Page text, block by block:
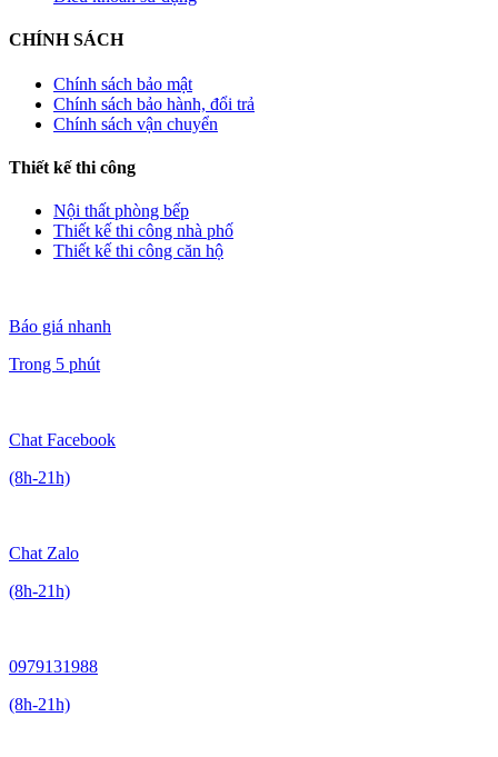
CHÍNH SÁCH
Chính sách bảo mật
Chính sách bảo hành, đổi trả
Chính sách vận chuyển
Thiết kế thi công
Nội thất phòng bếp
Thiết kế thi công nhà phố
Thiết kế thi công căn hộ
Báo giá nhanh
Trong 5 phút
Chat Facebook
(8h-21h)
Chat Zalo
(8h-21h)
0979131988
(8h-21h)